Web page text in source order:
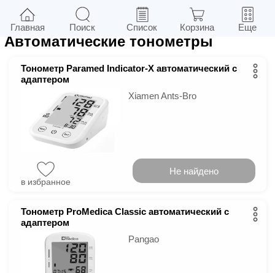
Фильтры в г.Киев
Автоматические тонометры
Тонометр Paramed Indicator-X автоматический с
адаптером
Xiamen Ants-Bro
в избранное
Не найдено
Тонометр ProMedica Classic автоматический с
адаптером
Pangao
Главная Поиск Список Корзина Еще